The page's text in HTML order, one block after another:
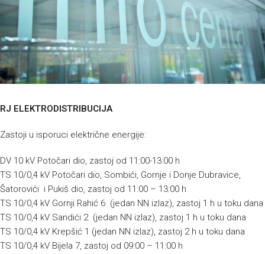
RJ ELEKTRODISTRIBUCIJA
Zastoji u isporuci električne energije:
DV 10 kV Potočari dio, zastoj od 11:00-13:00 h
TS 10/0,4 kV Potočari dio, Sombići, Gornje i Donje Dubravice,
Šatorovići i Pukiš dio, zastoj od 11:00 – 13:00 h
TS 10/0,4 kV Gornji Rahić 6 (jedan NN izlaz), zastoj 1 h u toku dana
TS 10/0,4 kV Sandići 2 (jedan NN izlaz), zastoj 1 h u toku dana
TS 10/0,4 kV Krepšić 1 (jedan NN izlaz), zastoj 2 h u toku dana
TS 10/0,4 kV Bijela 7, zastoj od 09:00 – 11:00 h